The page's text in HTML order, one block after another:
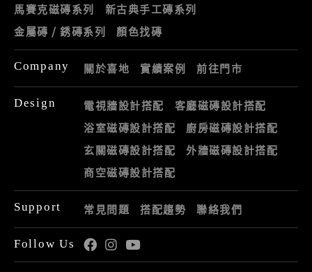
馬賽克磁磚系列
新古典手工磚系列
金屬磚 / 銹磚系列
顏色找磚
Company 關於喜地 實績案例 前往門市
Design 電視牆設計搭配
客廳磁磚設計搭配
浴室磁磚設計搭配
廚房磁磚設計搭配
玄關磁磚設計搭配
外牆磁磚設計搭配
商空磁磚設計搭配
Support 常見問題 搭配趨勢 聯絡我們
Follow Us